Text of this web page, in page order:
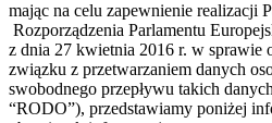
mając na celu zapewnienie realizacji
Rozporządzenia Parlamentu
z dnia 27 kwietnia 2016 r. w sprawie
związku z przetwarzaniem danych
swobodnego przepływu takich
“RODO”), przedstawiamy poniżej